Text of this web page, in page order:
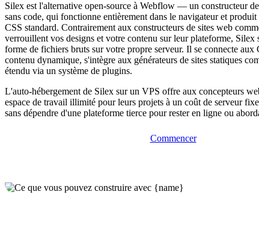
Silex est l'alternative open-source à Webflow — un constructeur
sans code, qui fonctionne entièrement dans le navigateur et
CSS standard. Contrairement aux constructeurs de sites web
verrouillent vos designs et votre contenu sur leur plateforme, Silex
forme de fichiers bruts sur votre propre serveur. Il se connecte aux
contenu dynamique, s'intègre aux générateurs de sites statiques
étendu via un système de plugins.
L'auto-hébergement de Silex sur un VPS offre aux concepteurs
espace de travail illimité pour leurs projets à un coût de serveur
sans dépendre d'une plateforme tierce pour rester en ligne ou
Commencer